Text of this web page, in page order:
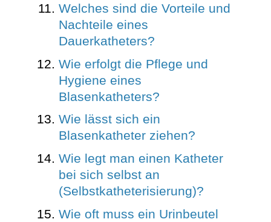
Welches sind die Vorteile und
Nachteile eines
Dauerkatheters?
Wie erfolgt die Pflege und
Hygiene eines
Blasenkatheters?
Wie lässt sich ein
Blasenkatheter ziehen?
Wie legt man einen Katheter
bei sich selbst an
(Selbstkatheterisierung)?
Wie oft muss ein Urinbeutel